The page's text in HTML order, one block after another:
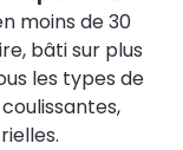
moins de 30
bâti sur plus
les types de